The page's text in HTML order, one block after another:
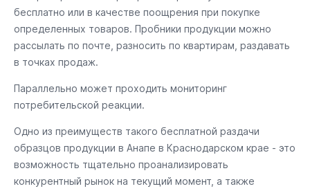
бесплатно или в качестве поощрения при покупке
определенных товаров. Пробники продукции можно
рассылать по почте, разносить по квартирам, раздавать
в точках продаж.
Параллельно может проходить мониторинг
потребительской реакции.
Одно из преимуществ такого бесплатной раздачи
образцов продукции в Анапе в Краснодарском крае - это
возможность тщательно проанализировать
конкурентный рынок на текущий момент, а также